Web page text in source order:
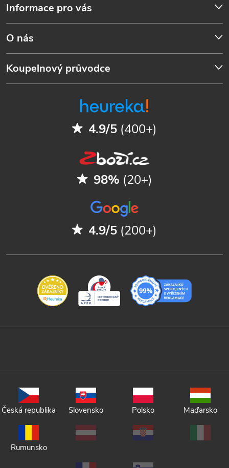
Informace pro vás
O nás
Koupelnový průvodce
4.9/5 (400+)
98% (20+)
4.9/5 (200+)
Česká republika Slovensko Polsko Maďarsko
Rumunsko